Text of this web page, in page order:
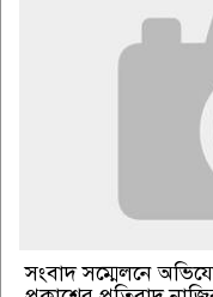
সংবাদ সম্মেলনে